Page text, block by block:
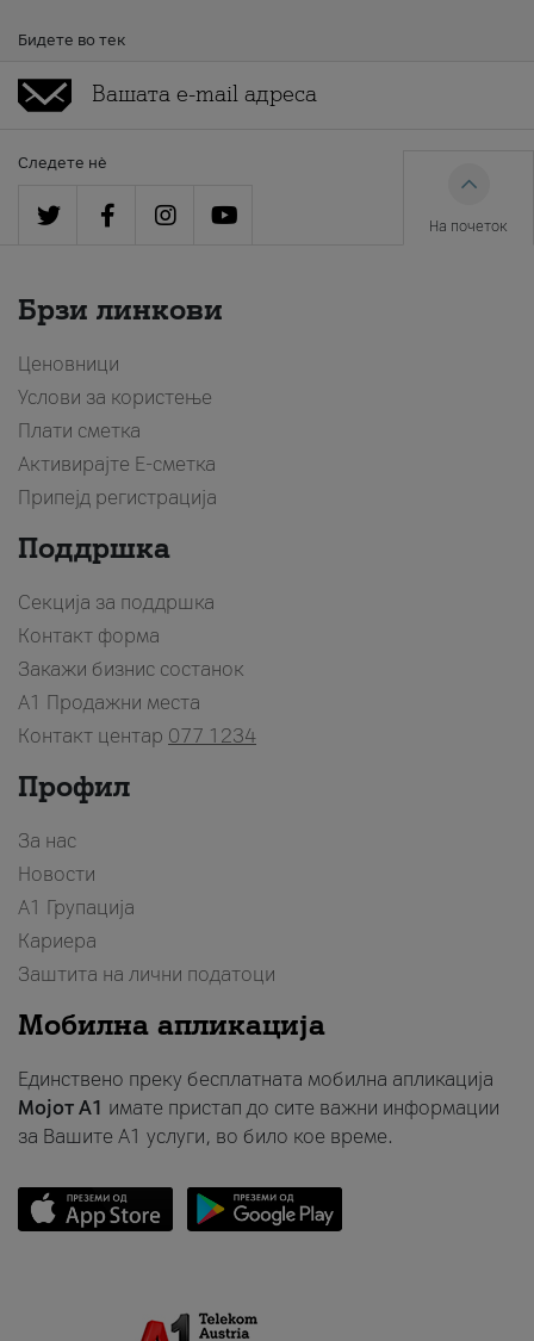
Бидете во тек
Следете нè
На почеток
Брзи линкови
Ценовници
Услови за користење
Плати сметка
Активирајте Е-сметка
Припејд регистрација
Поддршка
Секција за поддршка
Контакт форма
Закажи бизнис состанок
A1 Продажни места
Контакт центар 077 1234
Профил
За нас
Новости
А1 Групација
Кариера
Заштита на лични податоци
Мобилна апликација
Единствено преку бесплатната мобилна апликација
Мојот A1 имате пристап до сите важни информации
за Вашите A1 услуги, во било кое време.